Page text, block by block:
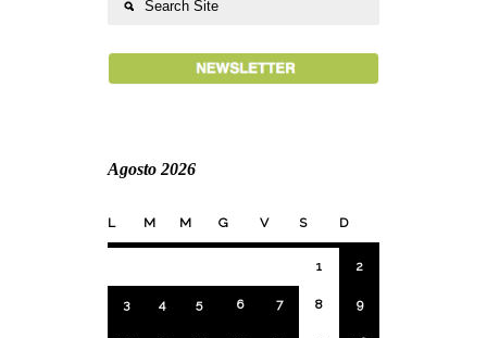
Agosto 2026
L M M G V S D
1 2
3 4 5 6 7 8 9